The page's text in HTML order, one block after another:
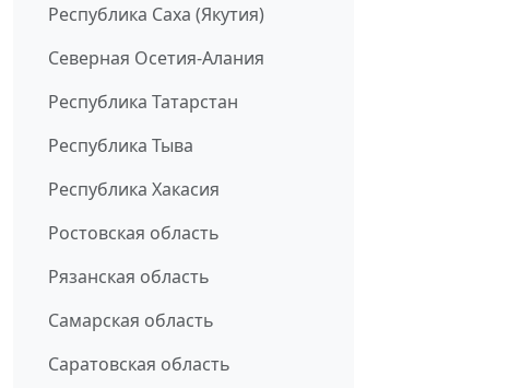
Республика Саха (Якутия)
Северная Осетия-Алания
Республика Татарстан
Республика Тыва
Республика Хакасия
Ростовская область
Рязанская область
Самарская область
Саратовская область